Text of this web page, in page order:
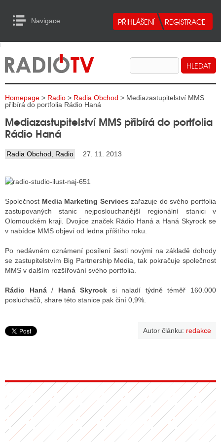
Navigace
RADIA
TELEVIZE
INTERNET
TISK
RADIA
VYSÍLAČE
TELEVIZE
TELEVIZÍ
VYSÍLAČE
INTERNET
STRÁNKY TV
TISK
to Content
Homepage > Radio > Radia Obchod > Mediazastupitelství MMS
přibírá do portfolia Rádio Haná
Mediazastupitelství MMS přibírá do portfolia
Rádio Haná
Radia Obchod Radio 27. 11. 2013
Společnost Media Marketing Services zařazuje do svého portfolia
zastupovaných stanic nejposlouchanější regionální stanici v
Olomouckém kraji. Dvojice značek Rádio Haná a Haná Skyrock se
v nabídce MMS objeví od ledna příštího roku.
Po nedávném oznámení posílení šesti novými na základě dohody
se zastupitelstvím Big Partnership Media, tak pokračuje společnost
MMS v dalším rozšířování svého portfolia.
Rádio Haná/ Haná Skyrock si naladí týdně téměř 160.000
posluchačů, share této stanice pak činí 0,9%.
Autor článku: redakce